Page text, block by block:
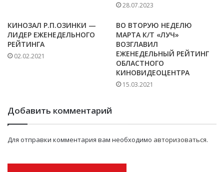
28.07.2023
КИНОЗАЛ Р.П.ОЗИНКИ —
ЛИДЕР ЕЖЕНЕДЕЛЬНОГО
РЕЙТИНГА
02.02.2021
ВО ВТОРУЮ НЕДЕЛЮ
МАРТА К/Т «ЛУЧ»
ВОЗГЛАВИЛ
ЕЖЕНЕДЕЛЬНЫЙ РЕЙТИНГ
ОБЛАСТНОГО
КИНОВИДЕОЦЕНТРА
15.03.2021
Добавить комментарий
Для отправки комментария вам необходимо авторизоваться.